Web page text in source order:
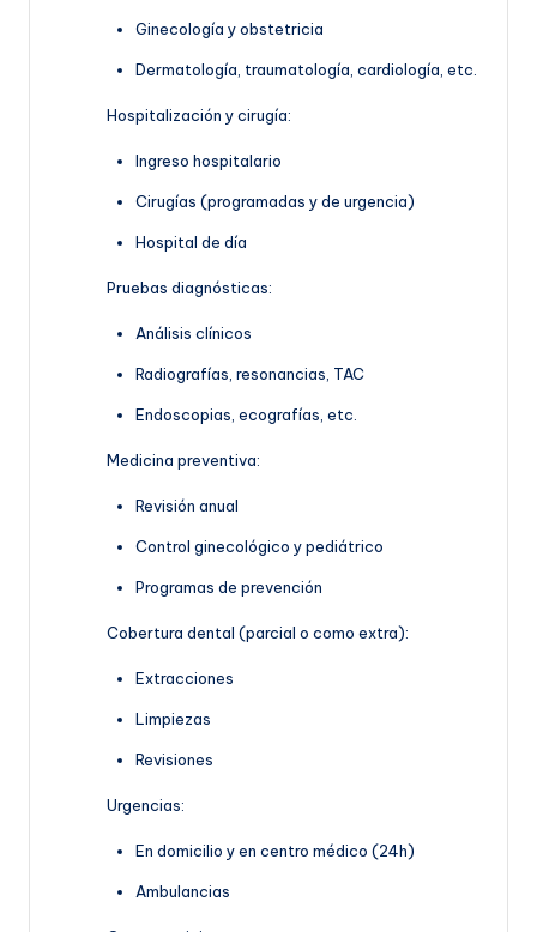
Ginecología y obstetricia
Dermatología, traumatología, cardiología, etc.
Hospitalización y cirugía:
Ingreso hospitalario
Cirugías (programadas y de urgencia)
Hospital de día
Pruebas diagnósticas:
Análisis clínicos
Radiografías, resonancias, TAC
Endoscopias, ecografías, etc.
Medicina preventiva:
Revisión anual
Control ginecológico y pediátrico
Programas de prevención
Cobertura dental (parcial o como extra):
Extracciones
Limpiezas
Revisiones
Urgencias:
En domicilio y en centro médico (24h)
Ambulancias